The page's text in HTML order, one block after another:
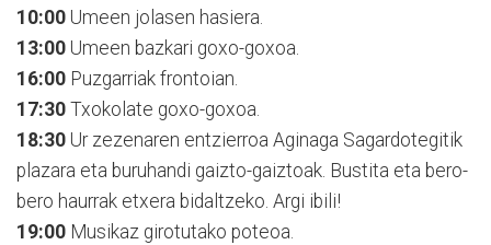
10:00 Umeen jolasen hasiera.
13:00 Umeen bazkari goxo-goxoa.
16:00 Puzgarriak frontoian.
17:30 Txokolate goxo-goxoa.
18:30 Ur zezenaren entzierroa Aginaga Sagardotegitik
plazara eta buruhandi gaizto-gaiztoak. Bustita eta bero-
bero haurrak etxera bidaltzeko. Argi ibili!
19:00 Musikaz girotutako poteoa.